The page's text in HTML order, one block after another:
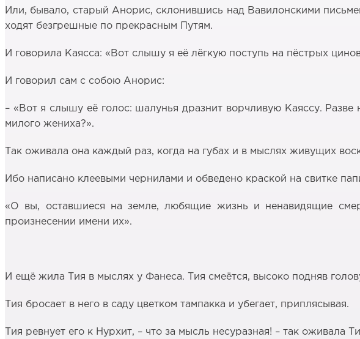
Или, бывало, старый Анорис, склонившись над Вавилонскими
ходят безгрешные по прекрасным Путям.
И говорила Каясса: «Вoт слышу я её лёгкую поступь на пёстрых
И говорил сам с собою Анорис:
– «Вот я слышу её голос: шалунья дразнит ворчливую Каяссу.
милого жениха?».
Так оживала она каждый раз, когда на губах и в мыслях живущих
Ибо написано клеевыми чернилами и обведено краской на свитке
«О вы, оставшиеся на земле, любящие жизнь и ненавидящие
произнесении имени их».
И ещё жила Тия в мыслях у Фанеса. Тия смеётся, высоко подняв
Тия бросает в него в саду цветком тампакка и убегает, приплясывая.
Тия ревнует его к Нурхит, – что за мысль несуразная! – так оживала